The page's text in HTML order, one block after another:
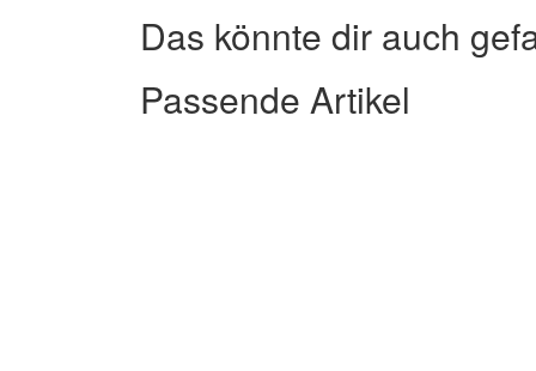
Das könnte dir auch
Passende Artikel